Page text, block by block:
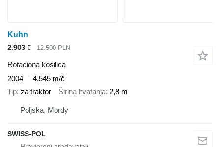
Kuhn
2.903 €
12.500 PLN
Rotaciona kosilica
2004
4.545 m/č
Tip za traktor Širina hvatanja 2,8 m
Poljska, Mordy
SWISS-POL